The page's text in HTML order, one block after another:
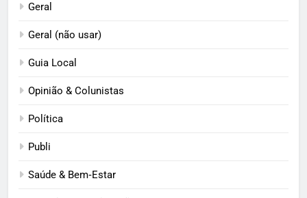
Geral
Geral (não usar)
Guia Local
Opinião & Colunistas
Política
Publi
Saúde & Bem‑Estar